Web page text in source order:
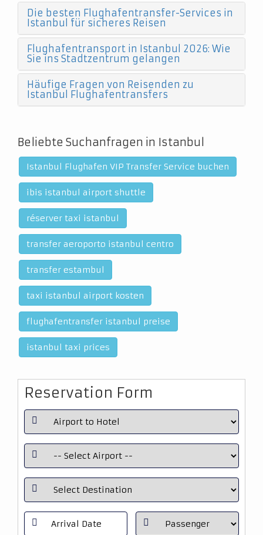
Die besten Flughafentransfer-Services in
Istanbul für sicheres Reisen
Flughafentransport in Istanbul 2026: Wie
Sie ins Stadtzentrum gelangen
Häufige Fragen von Reisenden zu
Istanbul Flughafentransfers
Beliebte Suchanfragen in Istanbul
Istanbul Flughafen VIP Transfer Service buchen
ibis istanbul airport shuttle
réserver taxi istanbul
transfer aeroporto istanbul centro
transfer estambul
taxi istanbul airport kosten
flughafentransfer istanbul preise
istanbul taxi prices
Reservation Form